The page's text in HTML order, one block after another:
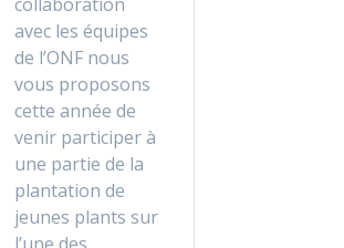
collaboration
avec les équipes
de l’ONF nous
vous proposons
cette année de
venir participer à
une partie de la
plantation de
jeunes plants sur